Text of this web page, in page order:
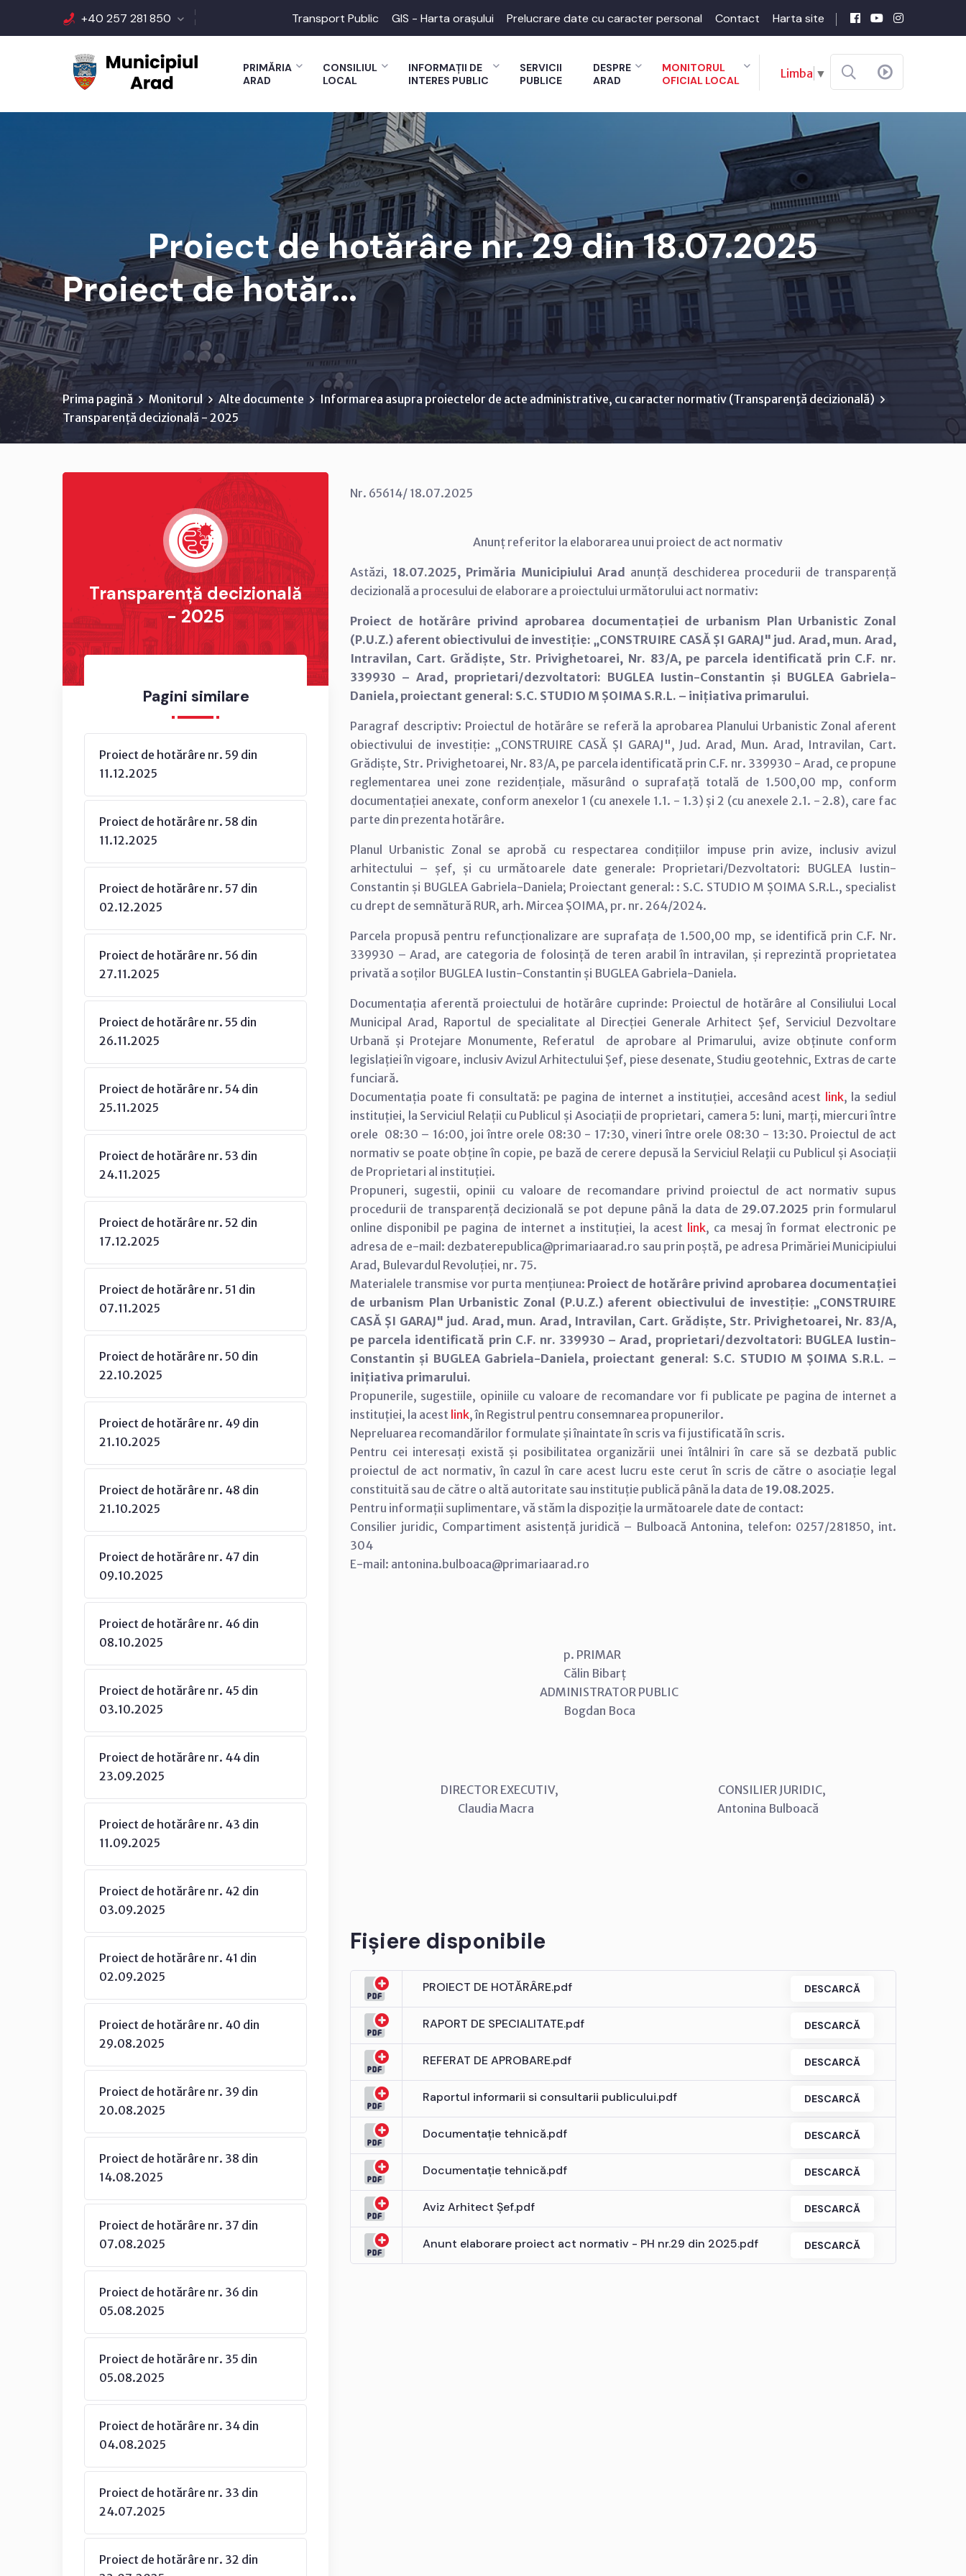
+40 257 281 850 Transport Public GIS - Harta orașului Prelucrare date cu caracter personal Contact Harta site
PRIMĂRIA
ARAD
CONSILIUL
LOCAL
INFORMAȚII DE
INTERES PUBLIC
SERVICII
PUBLICE
DESPRE
ARAD
MONITORUL
OFICIAL LOCAL
Limba ▼
Proiect de hotărâre nr. 29 din 18.07.2025
Proiect de hotăr...
Prima pagină Monitorul Alte documente
Informarea asupra proiectelor de acte administrative, cu caracter normativ (Transparenţă decizională)
Transparență decizională - 2025
Transparență decizională
- 2025
Pagini similare
Proiect de hotărâre nr. 59 din
11.12.2025
Proiect de hotărâre nr. 58 din
11.12.2025
Proiect de hotărâre nr. 57 din
02.12.2025
Proiect de hotărâre nr. 56 din
27.11.2025
Proiect de hotărâre nr. 55 din
26.11.2025
Proiect de hotărâre nr. 54 din
25.11.2025
Proiect de hotărâre nr. 53 din
24.11.2025
Proiect de hotărâre nr. 52 din
17.12.2025
Proiect de hotărâre nr. 51 din
07.11.2025
Proiect de hotărâre nr. 50 din
22.10.2025
Proiect de hotărâre nr. 49 din
21.10.2025
Proiect de hotărâre nr. 48 din
21.10.2025
Proiect de hotărâre nr. 47 din
09.10.2025
Proiect de hotărâre nr. 46 din
08.10.2025
Proiect de hotărâre nr. 45 din
03.10.2025
Proiect de hotărâre nr. 44 din
23.09.2025
Proiect de hotărâre nr. 43 din
11.09.2025
Proiect de hotărâre nr. 42 din
03.09.2025
Proiect de hotărâre nr. 41 din
02.09.2025
Proiect de hotărâre nr. 40 din
29.08.2025
Proiect de hotărâre nr. 39 din
20.08.2025
Proiect de hotărâre nr. 38 din
14.08.2025
Proiect de hotărâre nr. 37 din
07.08.2025
Proiect de hotărâre nr. 36 din
05.08.2025
Proiect de hotărâre nr. 35 din
05.08.2025
Proiect de hotărâre nr. 34 din
04.08.2025
Proiect de hotărâre nr. 33 din
24.07.2025
Proiect de hotărâre nr. 32 din
Nr. 65614/ 18.07.2025
Anunț referitor la elaborarea unui proiect de act normativ
Astăzi, 18.07.2025, Primăria Municipiului Arad anunță deschiderea procedurii de transparență
decizională a procesului de elaborare a proiectului următorului act normativ:
Proiect de hotărâre privind aprobarea documentației de urbanism Plan Urbanistic Zonal
(P.U.Z.) aferent obiectivului de investiție: „CONSTRUIRE CASĂ ȘI GARAJ" jud. Arad, mun. Arad,
Intravilan, Cart. Grădiște, Str. Privighetoarei, Nr. 83/A, pe parcela identificată prin C.F. nr.
339930 – Arad, proprietari/dezvoltatori: BUGLEA Iustin-Constantin și BUGLEA Gabriela-
Daniela, proiectant general: S.C. STUDIO M ȘOIMA S.R.L. – inițiativa primarului.
Paragraf descriptiv: Proiectul de hotărâre se referă la aprobarea Planului Urbanistic Zonal aferent
obiectivului de investiție: „CONSTRUIRE CASĂ ȘI GARAJ", Jud. Arad, Mun. Arad, Intravilan, Cart.
Grădiște, Str. Privighetoarei, Nr. 83/A, pe parcela identificată prin C.F. nr. 339930 - Arad, ce propune
reglementarea unei zone rezidențiale, măsurând o suprafață totală de 1.500,00 mp, conform
documentației anexate, conform anexelor 1 (cu anexele 1.1. - 1.3) și 2 (cu anexele 2.1. - 2.8), care fac
parte din prezenta hotărâre.
Planul Urbanistic Zonal se aprobă cu respectarea condițiilor impuse prin avize, inclusiv avizul
arhitectului – șef, și cu următoarele date generale: Proprietari/Dezvoltatori: BUGLEA Iustin-
Constantin și BUGLEA Gabriela-Daniela; Proiectant general: : S.C. STUDIO M ȘOIMA S.R.L., specialist
cu drept de semnătură RUR, arh. Mircea ȘOIMA, pr. nr. 264/2024.
Parcela propusă pentru refuncționalizare are suprafața de 1.500,00 mp, se identifică prin C.F. Nr.
339930 – Arad, are categoria de folosință de teren arabil în intravilan, și reprezintă proprietatea
privată a soților BUGLEA Iustin-Constantin și BUGLEA Gabriela-Daniela.
Documentația aferentă proiectului de hotărâre cuprinde: Proiectul de hotărâre al Consiliului Local
Municipal Arad, Raportul de specialitate al Direcției Generale Arhitect Șef, Serviciul Dezvoltare
Urbană și Protejare Monumente, Referatul de aprobare al Primarului, avize obținute conform
legislației în vigoare, inclusiv Avizul Arhitectului Șef, piese desenate, Studiu geotehnic, Extras de carte
funciară.
Documentația poate fi consultată: pe pagina de internet a instituției, accesând acest link, la sediul
instituției, la Serviciul Relații cu Publicul și Asociații de proprietari, camera 5: luni, marți, miercuri între
orele 08:30 – 16:00, joi între orele 08:30 - 17:30, vineri între orele 08:30 - 13:30. Proiectul de act
normativ se poate obține în copie, pe bază de cerere depusă la Serviciul Relaţii cu Publicul și Asociații
de Proprietari al instituției.
Propuneri, sugestii, opinii cu valoare de recomandare privind proiectul de act normativ supus
procedurii de transparență decizională se pot depune până la data de29.07.2025 prin formularul
online disponibil pe pagina de internet a instituției, la acest link, ca mesaj în format electronic pe
adresa de e-mail: dezbaterepublica@primariaarad.ro sau prin poștă, pe adresa Primăriei Municipiului
Arad, Bulevardul Revoluției, nr. 75.
Materialele transmise vor purta mențiunea: Proiect de hotărâre privind aprobarea documentației
de urbanism Plan Urbanistic Zonal (P.U.Z.) aferent obiectivului de investiție: „CONSTRUIRE
CASĂ ȘI GARAJ" jud. Arad, mun. Arad, Intravilan, Cart. Grădiște, Str. Privighetoarei, Nr. 83/A,
pe parcela identificată prin C.F. nr. 339930 – Arad, proprietari/dezvoltatori: BUGLEA Iustin-
Constantin și BUGLEA Gabriela-Daniela, proiectant general: S.C. STUDIO M ȘOIMA S.R.L. –
inițiativa primarului.
Propunerile, sugestiile, opiniile cu valoare de recomandare vor fi publicate pe pagina de internet a
instituției, la acest link, în Registrul pentru consemnarea propunerilor.
Nepreluarea recomandărilor formulate și înaintate în scris va fi justificată în scris.
Pentru cei interesați există și posibilitatea organizării unei întâlniri în care să se dezbată public
proiectul de act normativ, în cazul în care acest lucru este cerut în scris de către o asociație legal
constituită sau de către o altă autoritate sau instituție publică până la data de 19.08.2025.
Pentru informații suplimentare, vă stăm la dispoziție la următoarele date de contact:
Consilier juridic, Compartiment asistență juridică – Bulboacă Antonina, telefon: 0257/281850, int.
304
E-mail: antonina.bulboaca@primariaarad.ro
p. PRIMAR
Călin Bibarț
ADMINISTRATOR PUBLIC
Bogdan Boca
DIRECTOR EXECUTIV, CONSILIER JURIDIC,
Claudia Macra Antonina Bulboacă
Fișiere disponibile
PROIECT DE HOTĂRÂRE.pdf DESCARCĂ
RAPORT DE SPECIALITATE.pdf DESCARCĂ
REFERAT DE APROBARE.pdf DESCARCĂ
Raportul informarii si consultarii publicului.pdf DESCARCĂ
Documentație tehnică.pdf DESCARCĂ
Documentație tehnică.pdf DESCARCĂ
Aviz Arhitect Șef.pdf DESCARCĂ
Anunt elaborare proiect act normativ - PH nr.29 din 2025.pdf DESCARCĂ